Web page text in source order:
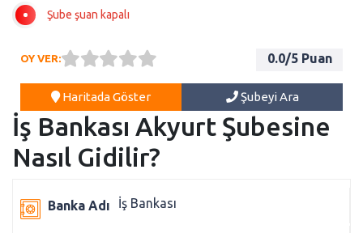
Şube şuan kapalı
OY VER: 0.0/5 Puan
Haritada Göster Şubeyi Ara
İş Bankası Akyurt Şubesine
Nasıl Gidilir?
Banka Adı İş Bankası